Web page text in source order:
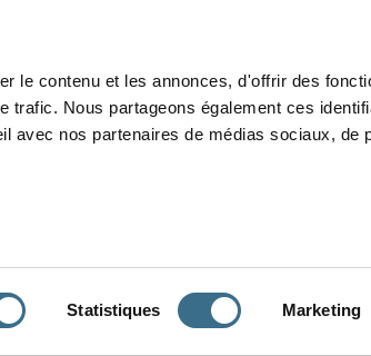
le contenu et les annonces, d'offrir des
trafic. Nous partageons également ces
avec nos partenaires de médias sociaux, de
Statistiques Marketing